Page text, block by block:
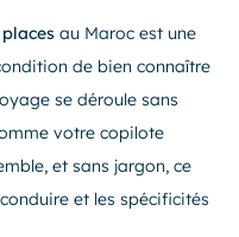
au Maroc est une
de bien connaître
se déroule sans
votre copilote
et sans jargon, ce
et les spécificités